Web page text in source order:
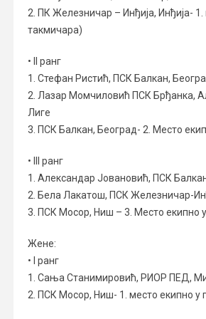
2. ПК Железничар – Инђија, Инђија-
такмичара)
• II ранг
1. Стефан Ристић, ПСК Балкан,
2. Лазар Момчиловић ПСК Брђанка,
Лиге
3. ПСК Балкан, Београд- 2. Место
• III ранг
1. Александар Јовановић, ПСК
2. Бела Лакатош, ПСК Железничар-
3. ПСК Мосор, Ниш – 3. Место екипно
Жене:
• I ранг
1. Сања Станимировић, РИОР ПЕД,
2. ПСК Мосор, Ниш- 1. место екипно у